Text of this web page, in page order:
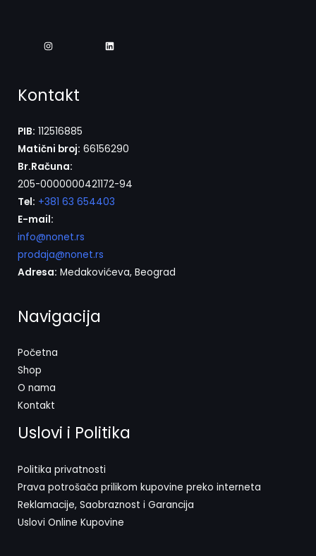
Kontakt
PIB: 112516885
Matični broj: 66156290
Br.Računa:
205-0000000421172-94
Tel: +381 63 654403
E-mail:
info@nonet.rs
prodaja@nonet.rs
Adresa: Medakovićeva, Beograd
Navigacija
Početna
Shop
O nama
Kontakt
Uslovi i Politika
Politika privatnosti
Prava potrošača prilikom kupovine preko interneta
Reklamacije, Saobraznost i Garancija
Uslovi Online Kupovine